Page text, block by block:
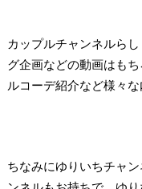
カップルチャンネルら
グ企画などの動画はも
ルコーデ紹介など様々
ちなみにゆりいちチャ